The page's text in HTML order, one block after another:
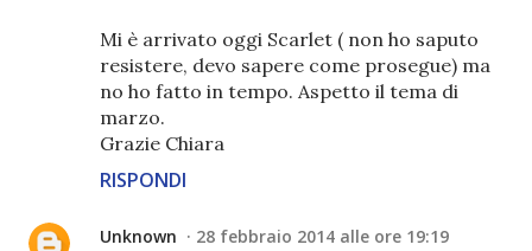
Mi è arrivato oggi Scarlet ( non ho saputo
resistere, devo sapere come prosegue) ma
no ho fatto in tempo. Aspetto il tema di
marzo.
Grazie Chiara
RISPONDI
Unknown 28 febbraio 2014 alle ore 19:19